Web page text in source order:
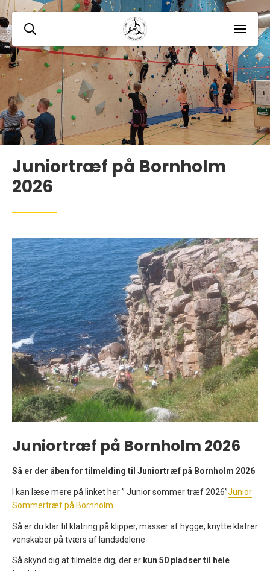
Juniortræf på Bornholm
2026
Juniortræf på Bornholm 2026
Så er der åben for tilmelding til Juniortræf på Bornholm 2026
I kan læse mere på linket her ” Junior sommer træf 2026”Junior
Sommertræf på Bornholm
Så er du klar til klatring på klipper, masser af hygge, knytte klatrer
venskaber på tværs af landsdelene
Så skynd dig at tilmelde dig, der er kun 50 pladser til hele